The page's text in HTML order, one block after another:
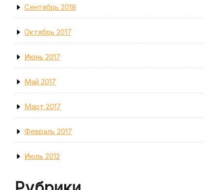
Сентябрь 2018
Октябрь 2017
Июнь 2017
Май 2017
Март 2017
Февраль 2017
Июль 2012